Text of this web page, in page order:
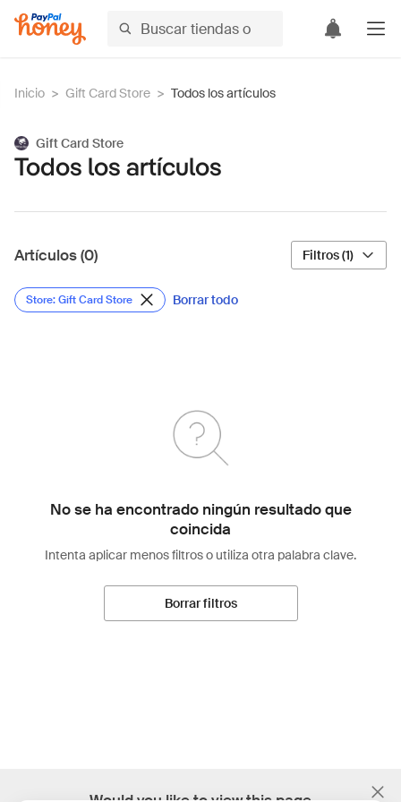
Inicio > Gift Card Store > Todos los artículos
Gift Card Store
Todos los artículos
Artículos (0) Filtros (1)
Store: Gift Card Store Borrar todo
No se ha encontrado ningún resultado que
coincida
Intenta aplicar menos filtros o utiliza otra palabra clave.
Borrar filtros